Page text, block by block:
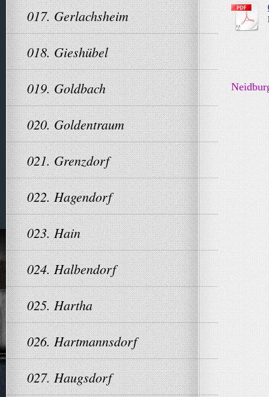
017. Gerlachsheim
018. Gieshübel
019. Goldbach
020. Goldentraum
021. Grenzdorf
022. Hagendorf
023. Hain
024. Halbendorf
025. Hartha
026. Hartmannsdorf
027. Haugsdorf